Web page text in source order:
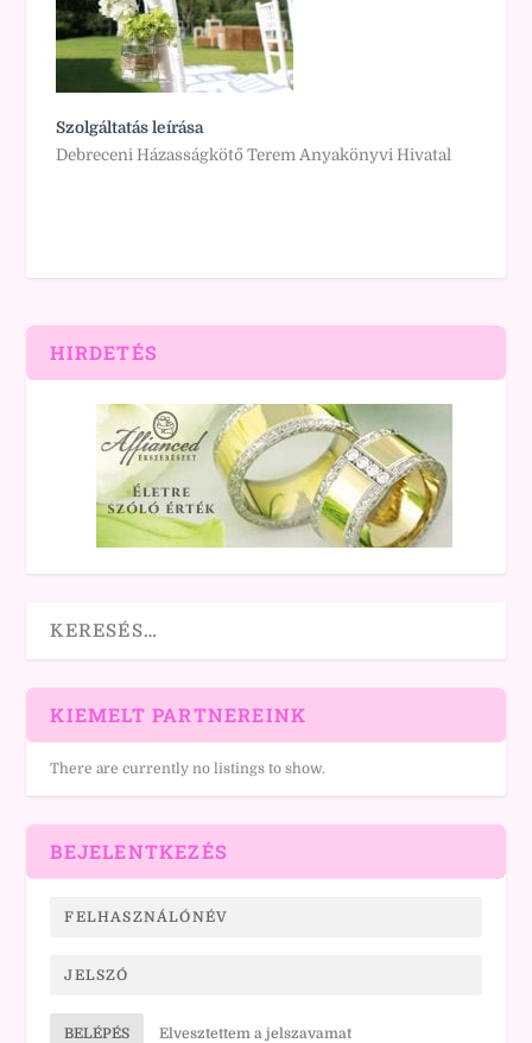
Szolgáltatás leírása
Debreceni Házasságkötő Terem Anyakönyvi Hivatal
HIRDETÉS
KIEMELT PARTNEREINK
There are currently no listings to show.
BEJELENTKEZÉS
BELÉPÉS Elvesztettem a jelszavamat